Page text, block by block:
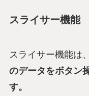
スライサー機能
スライサー機能は、
のデータをボタン
す。